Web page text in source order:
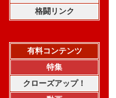
格闘リンク
有料コンテンツ
特集
クローズアップ！